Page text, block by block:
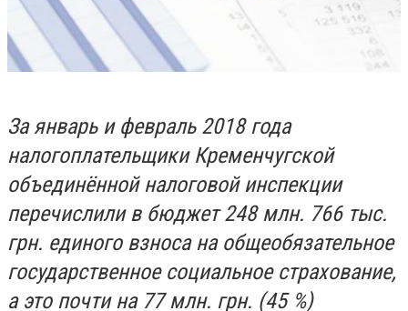
За январь и февраль 2018 года
налогоплательщики Кременчугской
объединённой налоговой инспекции
перечислили в бюджет 248 млн. 766 тыс.
грн. единого взноса на общеобязательное
государственное социальное страхование,
а это почти на 77 млн. грн. (45 %)